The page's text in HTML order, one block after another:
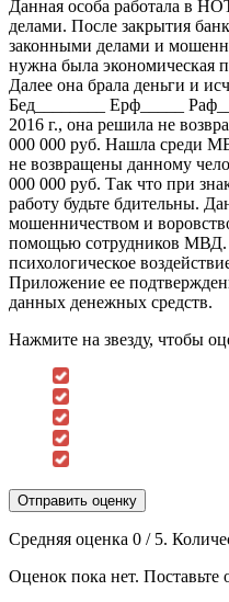
Данная особа работала в
делами. После закрытия
законными делами и
нужна была экономическая
Далее она брала деньги и
Бед________ Ерф_____
2016 г., она решила не
000 000 руб. Нашла среди
не возвращены данному
000 000 руб. Так что при
работу будьте бдительны.
мошенничеством и
помощью сотрудников МВД.
психологическое
Приложение ее
данных денежных средств.
Нажмите на звезду, чтобы
Отправить оценку
Средняя оценка 0 / 5.
Оценок пока нет. Поставьте